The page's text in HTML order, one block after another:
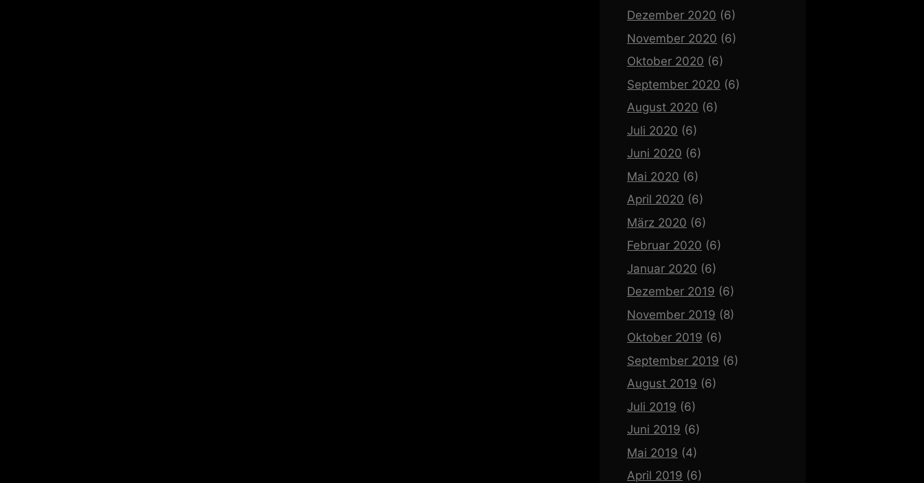
Dezember 2020 (6)
November 2020 (6)
Oktober 2020 (6)
September 2020 (6)
August 2020 (6)
Juli 2020 (6)
Juni 2020 (6)
Mai 2020 (6)
April 2020 (6)
März 2020 (6)
Februar 2020 (6)
Januar 2020 (6)
Dezember 2019 (6)
November 2019 (8)
Oktober 2019 (6)
September 2019 (6)
August 2019 (6)
Juli 2019 (6)
Juni 2019 (6)
Mai 2019 (4)
April 2019 (6)